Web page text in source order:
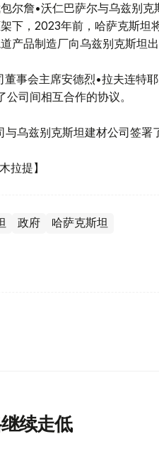
尔詹•沃仁巴萨尔与乌兹别
下，2023年前，哈萨克斯坦
产品制造厂向乌兹别克斯坦出
事会主席安德烈•拉夫连特
司间相互合作的协议。
乌兹别克斯坦建材公司签署
拉提】
政府 哈萨克斯坦
续走低